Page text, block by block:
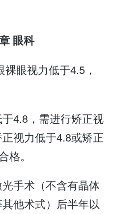
眼科
裸眼视力低于4.5，
4.8，需进行矫正视
视力低于4.8或矫正
格。
手术（不含有晶体
他术式）后半年以